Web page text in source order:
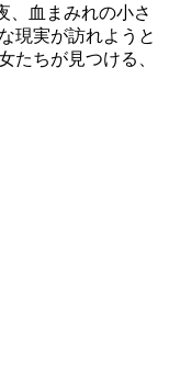
、血まみれの小さ
現実が訪れようと
たちが見つける、